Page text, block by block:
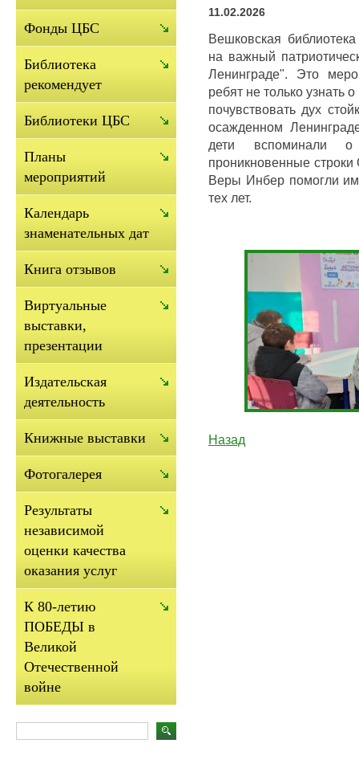
11.02.2026
Вешковская
на важный
Ленинграде". Это
ребят не только узнать
почувствовать дух
осажденном
дети вспоминали
проникновенные
Веры Инбер помогли им
тех лет.
Назад
Фонды ЦБС
Библиотека
рекомендует
Библиотеки ЦБС
Планы
мероприятий
Календарь
знаменательных дат
Книга отзывов
Виртуальные
выставки,
презентации
Издательская
деятельность
Книжные выставки
Фотогалерея
Результаты
независимой
оценки качества
оказания услуг
К 80-летию
ПОБЕДЫ в
Великой
Отечественной
войне